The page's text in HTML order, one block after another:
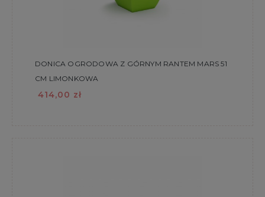
DONICA OGRODOWA Z GÓRNYM RANTEM MARS 51
CM LIMONKOWA
414,00 zł